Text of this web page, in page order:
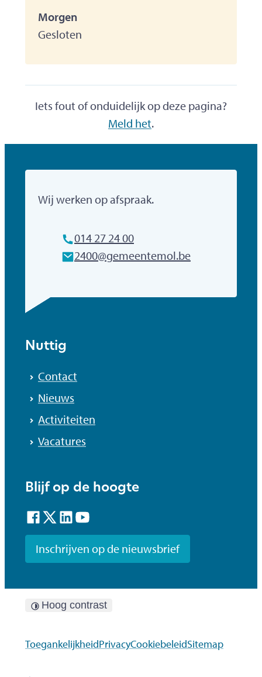
Morgen
Gesloten
Iets fout of onduidelijk op deze pagina?
Meld het.
Gemeente Mol
Wij werken op afspraak.
014 27 24 00
E-mailadres
2400@gemeentemol.be
Nuttig
Contact
Nieuws
Activiteiten
Vacatures
Blijf op de hoogte
Facebook
TwitterLinkedInYouTube
Inschrijven op de nieuwsbrief
Hoog contrast
ToegankelijkheidPrivacyCookiebeleidSitemap